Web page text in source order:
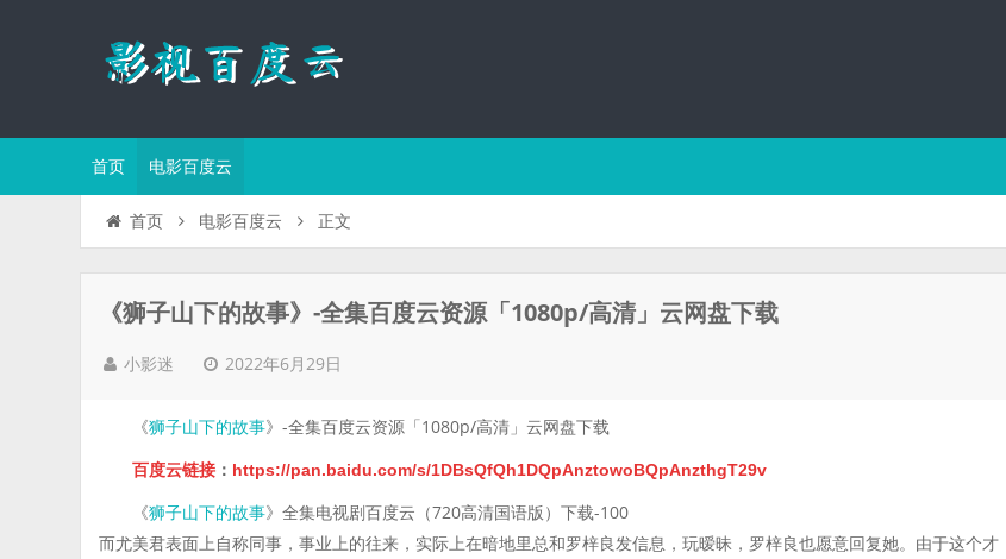
首页 电影百度云
首页 电影百度云 正文
《狮子山下的故事》-全集百度云资源「1080p/高清」云网盘下载
小影迷 2022年6月29日
《狮子山下的故事》-全集百度云资源「1080p/高清」云网盘下载
百度云链接 ： https://pan.baidu.com/s/1DBsQfQh1DQpAnztowoBQpAnzthgT29v
《狮子山下的故事》全集电视剧百度云（720高清国语版）下载-100
而尤美君表面上自称同事，事业上的往来，实际上在暗地里总和罗梓良发信息，玩暧昧，罗梓良也愿意回复她。由于这个才